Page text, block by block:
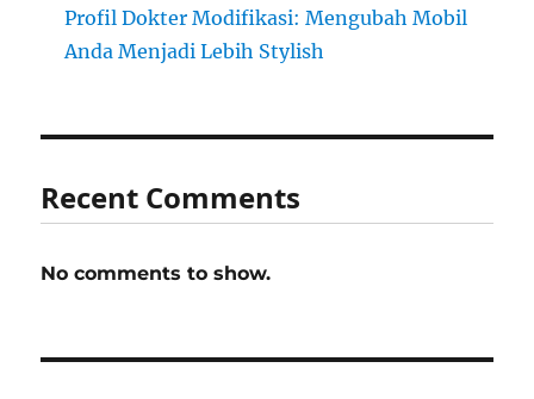
Profil Dokter Modifikasi: Mengubah Mobil
Anda Menjadi Lebih Stylish
Recent Comments
No comments to show.